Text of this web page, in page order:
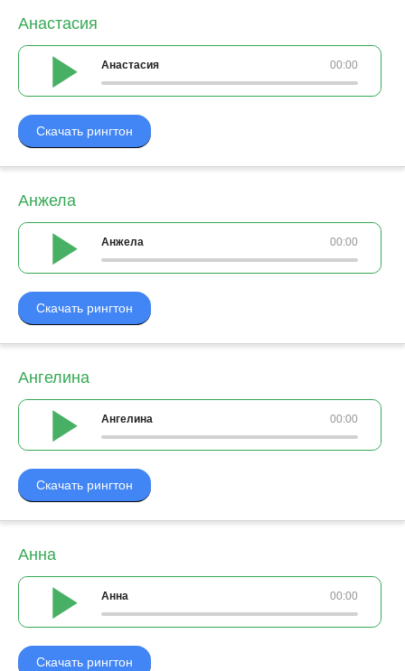
Анастасия
00:00
Анастасия
Скачать рингтон
Анжела
00:00
Анжела
Скачать рингтон
Ангелина
00:00
Ангелина
Скачать рингтон
Анна
00:00
Анна
Скачать рингтон